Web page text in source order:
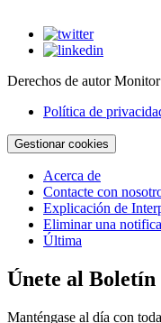
Derechos de autor
Política de
Gestionar cookies
Acerca de
Contacte con
Explicación de
Eliminar una
Última
Únete al Boletín
Manténgase al día con